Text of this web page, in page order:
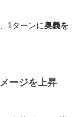
1ターンに奥義を
ージを上昇